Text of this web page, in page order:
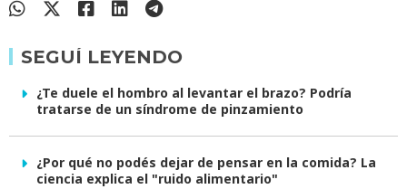
SEGUÍ LEYENDO
¿Te duele el hombro al levantar el brazo? Podría
tratarse de un síndrome de pinzamiento
¿Por qué no podés dejar de pensar en la comida? La
ciencia explica el "ruido alimentario"